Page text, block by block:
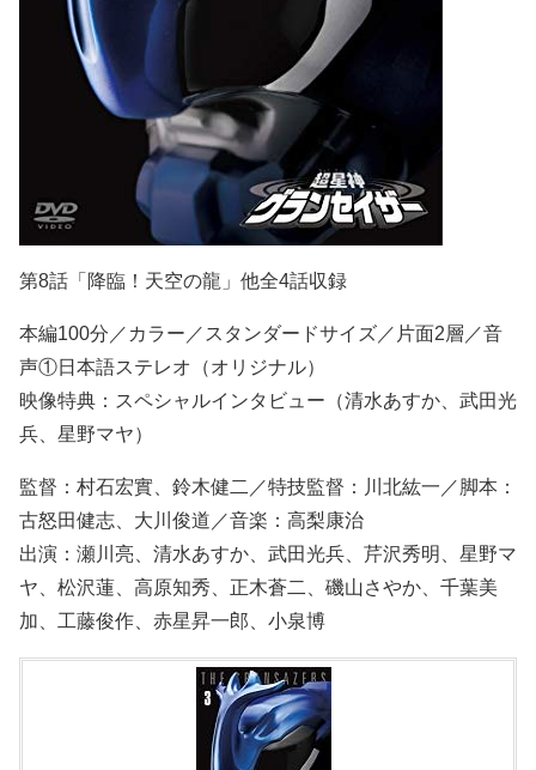
第8話「降臨！天空の龍」他全4話収録
本編100分／カラー／スタンダードサイズ／片面2層／音
声①日本語ステレオ（オリジナル）
映像特典：スペシャルインタビュー（清水あすか、武田光
兵、星野マヤ）
監督：村石宏實、鈴木健二／特技監督：川北紘一／脚本：
古怒田健志、大川俊道／音楽：高梨康治
出演：瀬川亮、清水あすか、武田光兵、芹沢秀明、星野マ
ヤ、松沢蓮、高原知秀、正木蒼二、磯山さやか、千葉美
加、工藤俊作、赤星昇一郎、小泉博